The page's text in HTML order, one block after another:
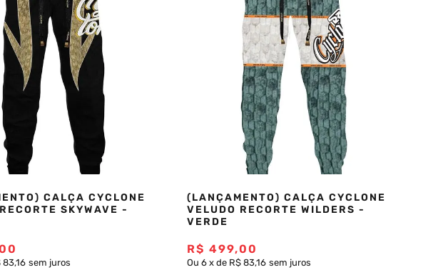
CALÇA CYCLONE
SKYWAVE -
83,16 sem juros
(LANÇAMENTO) CALÇA CYCLONE
VELUDO RECORTE WILDERS -
VERDE
R$ 499,00
Ou6 x de R$ 83,16 sem juros